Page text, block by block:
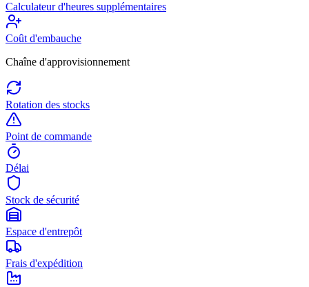
Calculateur d'heures supplémentaires
Coût d'embauche
Chaîne d'approvisionnement
Rotation des stocks
Point de commande
Délai
Stock de sécurité
Espace d'entrepôt
Frais d'expédition